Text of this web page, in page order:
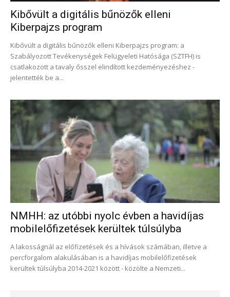
Kibővült a digitális bűnözők elleni
Kiberpajzs program
Kibővült a digitális bűnözők elleni Kiberpajzs program: a
Szabályozott Tevékenységek Felügyeleti Hatósága (SZTFH) is
csatlakozott a tavaly ősszel elindított kezdeményezéshez -
jelentették be a...
NMHH: az utóbbi nyolc évben a havidíjas
mobilelőfizetések kerültek túlsúlyba
A lakosságnál az előfizetések és a hívások számában, illetve a
percforgalom alakulásában is a havidíjas mobilelőfizetések
kerültek túlsúlyba 2014-2021 között - közölte a Nemzeti...